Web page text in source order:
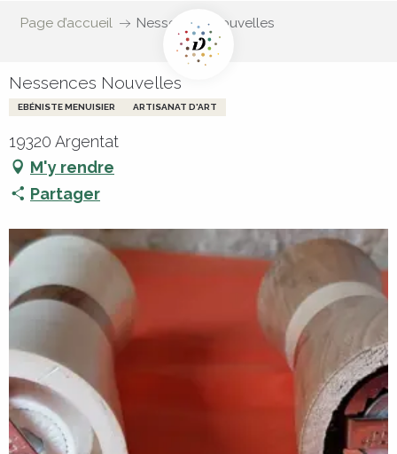
Page d’accueil Nessences Nouvelles
Nessences Nouvelles
EBÉNISTE MENUISIER ARTISANAT D'ART
19320 Argentat
M'y rendre
Partager